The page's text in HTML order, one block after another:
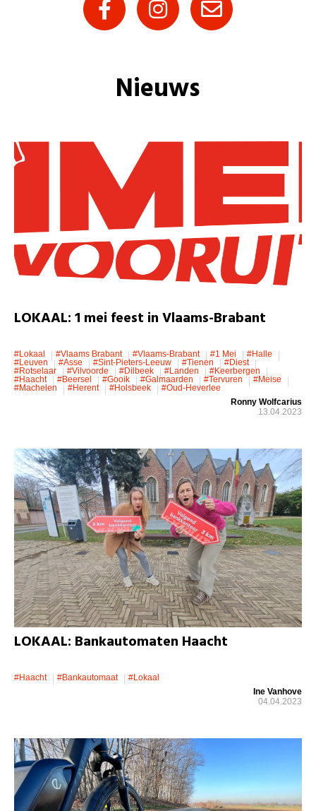
Nieuws
LOKAAL: 1 mei feest in Vlaams-Brabant
#lokaal #Vlaams Brabant #Vlaams-Brabant #1 Mei
#Halle
#leuven
#Asse #Sint-Pieters-Leeuw #Tienen
#Diest
#Rotselaar
#Vilvoorde #Dilbeek #Landen
#Keerbergen
#Haacht
#Beersel #Gooik #Galmaarden #Tervuren
#Meise
#Machelen
#Herent #Holsbeek
#Oud-Heverlee
Ronny Wolfcarius
13.04.2023
LOKAAL: Bankautomaten Haacht
#Haacht #Bankautomaat
#lokaal
Ine Vanhove
04.04.2023